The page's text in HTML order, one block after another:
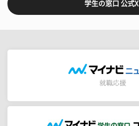
学生の窓口 公式X